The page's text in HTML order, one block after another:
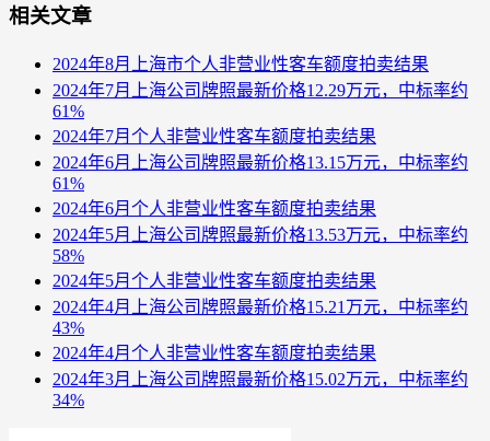
相关文章
2024年8月上海市个人非营业性客车额度拍卖结果
2024年7月上海公司牌照最新价格12.29万元，中标率约
61%
2024年7月个人非营业性客车额度拍卖结果
2024年6月上海公司牌照最新价格13.15万元，中标率约
61%
2024年6月个人非营业性客车额度拍卖结果
2024年5月上海公司牌照最新价格13.53万元，中标率约
58%
2024年5月个人非营业性客车额度拍卖结果
2024年4月上海公司牌照最新价格15.21万元，中标率约
43%
2024年4月个人非营业性客车额度拍卖结果
2024年3月上海公司牌照最新价格15.02万元，中标率约
34%